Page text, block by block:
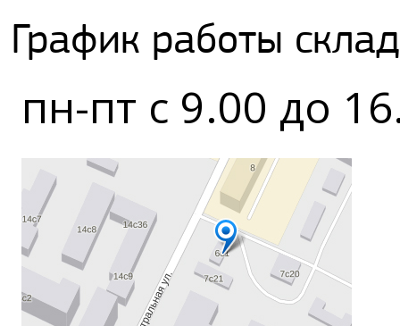
График работы
пн-пт с 9.00 до